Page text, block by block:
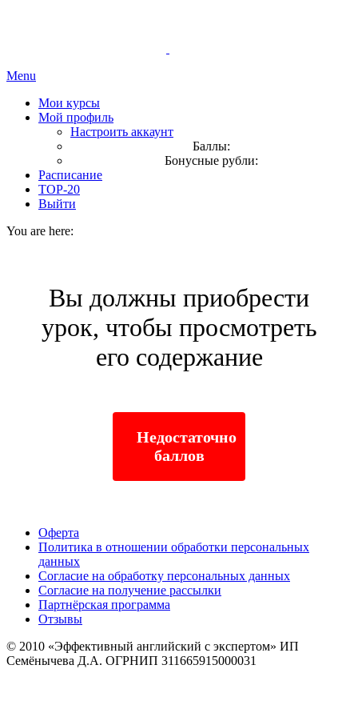
Menu
Мои курсы
Мой профиль
Настроить аккаунт
Баллы:
Бонусные рубли:
Расписание
TOP-20
Выйти
You are here:
Вы должны приобрести
урок, чтобы просмотреть
его содержание
Недостаточно
баллов
Оферта
Политика в отношении обработки персональных
данных
Согласие на обработку персональных данных
Согласие на получение рассылки
Партнёрская программа
Отзывы
© 2010 «Эффективный английский с экспертом» ИП
Семёнычева Д.А. ОГРНИП 311665915000031